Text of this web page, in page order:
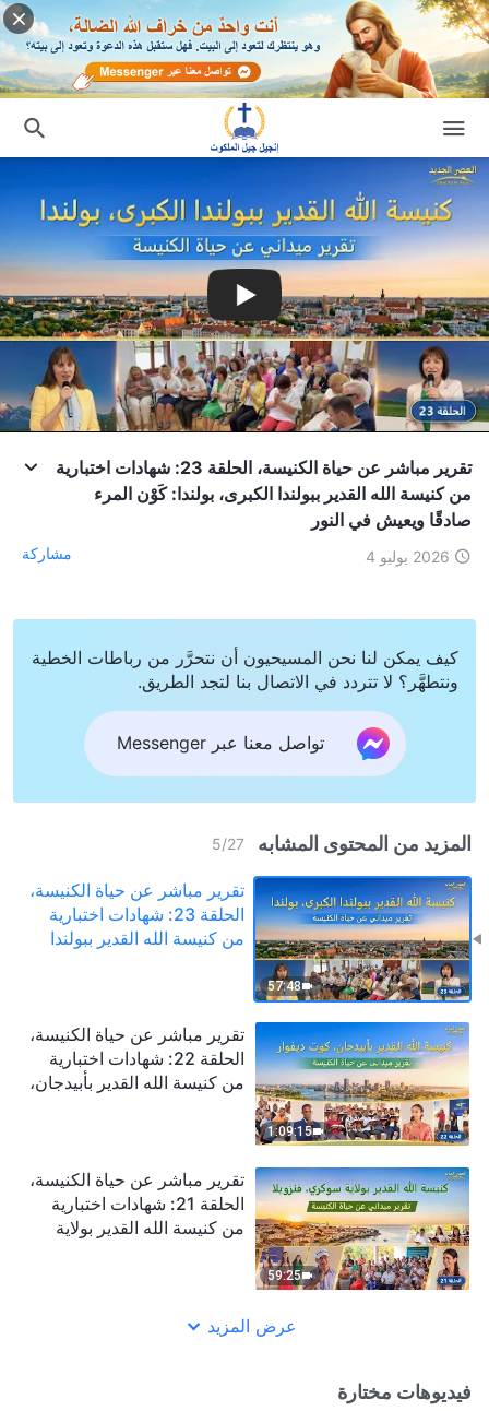
تقرير مباشر عن حياة الكنيسة، الحلقة 23: شهادات اختبارية
من كنيسة الله القدير ببولندا الكبرى، بولندا: كَوْن المرء
صادقًا ويعيش في النور
2026 يوليو 4 مشاركة
كيف يمكن لنا نحن المسيحيون أن نتحرَّر من رباطات الخطية
ونتطهَّر؟ لا تتردد في الاتصال بنا لتجد الطريق.
تواصل معنا عبر Messenger
المزيد من المحتوى المشابه 5/27
57:48
تقرير مباشر عن حياة الكنيسة،
الحلقة 23: شهادات اختبارية
من كنيسة الله القدير ببولندا
1:09:15
تقرير مباشر عن حياة الكنيسة،
الحلقة 22: شهادات اختبارية
من كنيسة الله القدير بأبيدجان،
59:25
تقرير مباشر عن حياة الكنيسة،
الحلقة 21: شهادات اختبارية
من كنيسة الله القدير بولاية
عرض المزيد
فيديوهات مختارة